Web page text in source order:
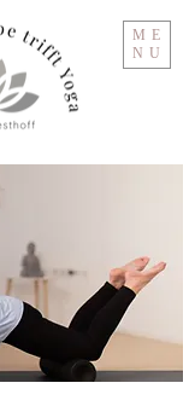
ME
NU